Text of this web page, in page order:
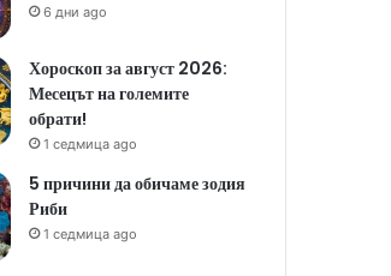
6 дни ago
Хороскоп за август 2026:
Месецът на големите
обрати!
1 седмица ago
5 причини да обичаме зодия
Риби
1 седмица ago